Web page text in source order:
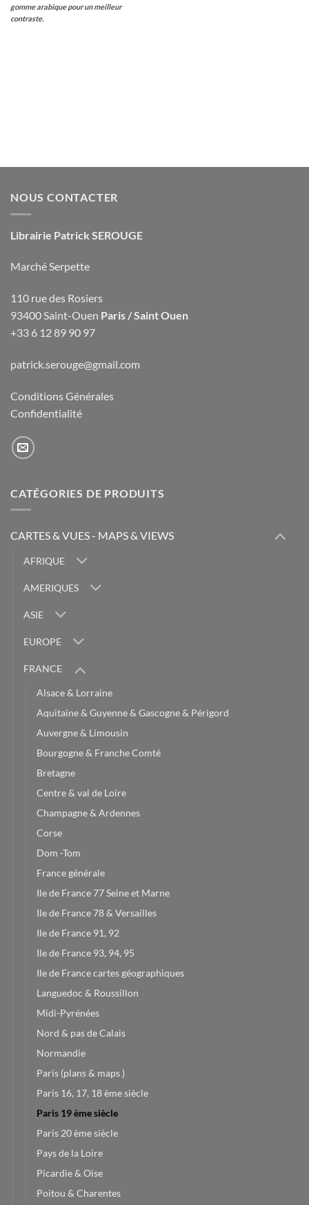
gomme arabique pour un meilleur
contraste.
NOUS CONTACTER
Librairie Patrick SEROUGE
Marché Serpette
110 rue des Rosiers
93400 Saint-Ouen Paris / Saint Ouen
+33 6 12 89 90 97
patrick.serouge@gmail.com
Conditions Générales
Confidentialité
CATÉGORIES DE PRODUITS
CARTES & VUES - MAPS & VIEWS
AFRIQUE
AMERIQUES
ASIE
EUROPE
FRANCE
Alsace & Lorraine
Aquitaine & Guyenne & Gascogne & Périgord
Auvergne & Limousin
Bourgogne & Franche Comté
Bretagne
Centre & val de Loire
Champagne & Ardennes
Corse
Dom -Tom
France générale
Ile de France 77 Seine et Marne
Ile de France 78 & Versailles
Ile de France 91, 92
Ile de France 93, 94, 95
Ile de France cartes géographiques
Languedoc & Roussillon
Midi-Pyrénées
Nord & pas de Calais
Normandie
Paris (plans & maps )
Paris 16, 17, 18 ème siècle
Paris 19 ème siècle
Paris 20 ème siècle
Pays de la Loire
Picardie & Oise
Poitou & Charentes